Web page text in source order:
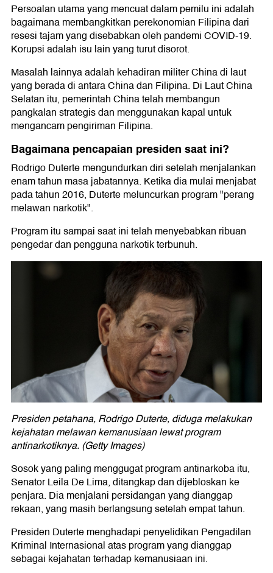
Persoalan utama yang mencuat dalam pemilu ini adalah
bagaimana membangkitkan perekonomian Filipina dari
resesi tajam yang disebabkan oleh pandemi COVID-19.
Korupsi adalah isu lain yang turut disorot.
Masalah lainnya adalah kehadiran militer China di laut
yang berada di antara China dan Filipina. Di Laut China
Selatan itu, pemerintah China telah membangun
pangkalan strategis dan menggunakan kapal untuk
mengancam pengiriman Filipina.
Bagaimana pencapaian presiden saat ini?
Rodrigo Duterte mengundurkan diri setelah menjalankan
enam tahun masa jabatannya. Ketika dia mulai menjabat
pada tahun 2016, Duterte meluncurkan program "perang
melawan narkotik".
Program itu sampai saat ini telah menyebabkan ribuan
pengedar dan pengguna narkotik terbunuh.
Presiden petahana, Rodrigo Duterte, diduga melakukan
kejahatan melawan kemanusiaan lewat program
antinarkotiknya. (Getty Images)
Sosok yang paling menggugat program antinarkoba itu,
Senator Leila De Lima, ditangkap dan dijebloskan ke
penjara. Dia menjalani persidangan yang dianggap
rekaan, yang masih berlangsung setelah empat tahun.
Presiden Duterte menghadapi penyelidikan Pengadilan
Kriminal Internasional atas program yang dianggap
sebagai kejahatan terhadap kemanusiaan ini.